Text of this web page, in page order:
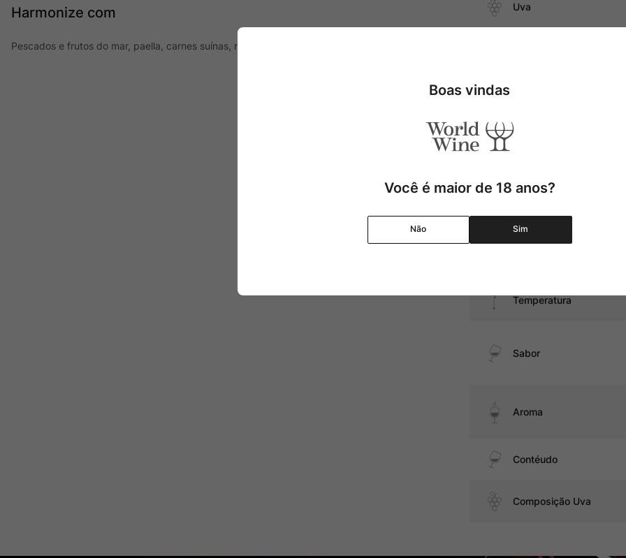
Harmonize com
Pescados e frutos do mar, paella, carnes suínas, massas com molho branco, além de maduros.
Uva
Pais
Graduação Alcóolica
Temperatura
Sabor
Aroma
Contéudo
Composição Uva
Boas vindas
Você é maior de 18 anos?
Não Sim